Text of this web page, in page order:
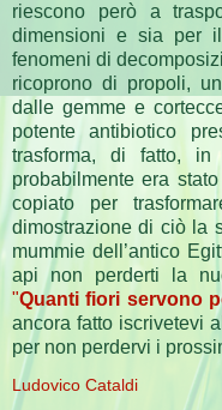
riescono però a
dimensioni e sia per
fenomeni di
ricoprono di propoli,
dalle gemme e
potente antibiotico
trasforma, di fatto, in
probabilmente era
copiato per
dimostrazione di ciò la
mummie dell’antico
api non perderti la
"Quanti fiori servono
ancora fatto iscrivetevi
per non perdervi i
Ludovico Cataldi